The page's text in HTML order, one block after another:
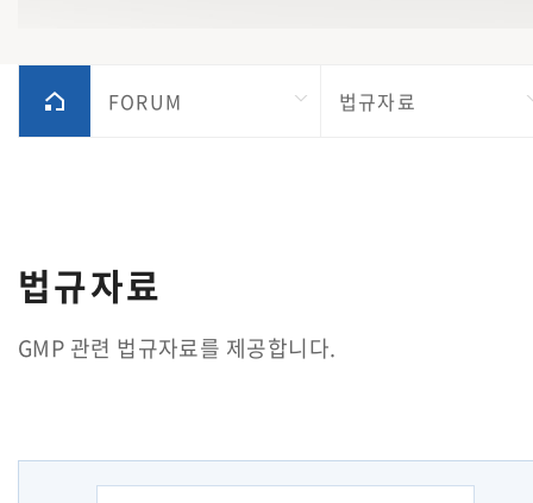
FORUM 법규자료
법규자료
GMP 관련 법규자료를 제공합니다.